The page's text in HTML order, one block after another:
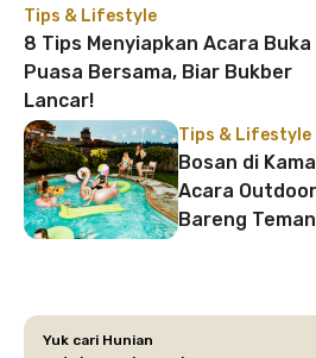
Tips & Lifestyle
8 Tips Menyiapkan Acara Buka
Puasa Bersama, Biar Bukber
Lancar!
Tips & Lifestyle
Bosan di
Acara
Bareng Teman
Yuk cari Hunian